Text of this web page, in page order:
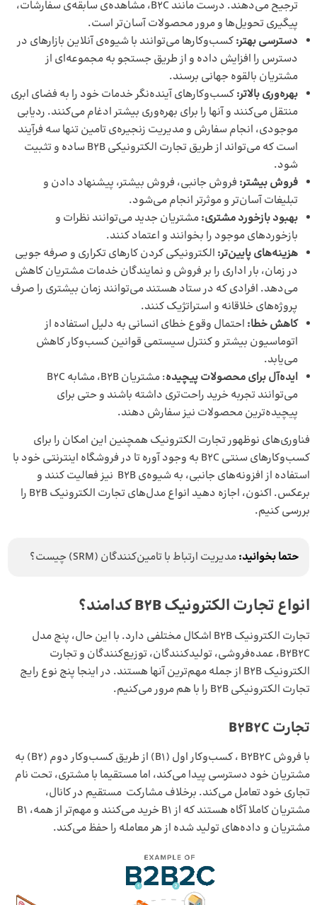
ترجیح می‌دهند. درست مانند B2C، مشاهده‌ی سابقه‌ی سفارشات،
پیگیری تحویل‌ها و مرور محصولات آسان‌تر است.
دسترسی بهتر:کسب‌و‌کارها می‌توانند با شیوه‌ی آنلاین بازارهای در
دسترس را افزایش داده و از طریق جستجو به مجموعه‌ای از
مشتریان بالقوه جهانی برسند.
بهره‌وری بالاتر:کسب‌و‌کارهای آینده‌نگر خدمات خود را به فضای ابری
منتقل می‌‌کنند و آنها را برای بهره‌وری بیشتر ادغام می‌کنند. ردیابی
موجودی، انجام سفارش و مدیریت زنجیره‌ی تامین تنها سه فرآیند
است که می‌تواند از طریق تجارت الکترونیکی B2B ساده و تثبیت
شود.
فروش بیشتر: فروش جانبی، فروش بیشتر، پیشنهاد دادن و
تبلیغات آسان‌تر و موثرتر انجام می‌شود.
بهبود بازخورد مشتری:مشتریان جدید می‌توانند نظرات و
بازخوردهای موجود را بخوانند و اعتماد کنند.
هزینه‌های پایین‌تر: الکترونیکی کردن کارهای تکراری و صرفه جویی
در زمان، بار اداری را بر فروش و نمایندگان خدمات مشتریان کاهش
می‌دهد. افرادی که در ستاد هستند می‌توانند زمان بیشتری را صرف
پروژه‌های خلاقانه و استراتژیک کنند.
کاهش خطا: احتمال وقوع خطای انسانی به دلیل استفاده از
اتوماسیون بیشتر و کنترل سیستمی قوانین کسب‌و‌کار کاهش
می‌یابد.
ایده‌آل برای محصولات پیچیده
: مشتریان B2B، مشابه B2C
می‌توانند تجربه خرید راحت‌تری داشته باشند و حتی برای
پیچیده‌ترین محصولات نیز سفارش دهند.
فناوری‌های نوظهور تجارت الکترونیک همچنین این امکان را برای
کسب‌و‌کارهای سنتی B2C به وجود آوره تا در فروشگاه اینترنتی خود با
استفاده از افزونه‌های جانبی، به شیوه‌ی B2B نیز فعالیت کنند و
برعکس. اکنون، اجازه دهید انواع مدل‌های تجارت الکترونیک B2B را
بررسی کنیم.
حتما بخوانید:مدیریت ارتباط با تامین‌کنندگان (SRM) چیست؟
انواع تجارت الکترونیک B2B کدامند؟
تجارت الکترونیک B2B اشکال مختلفی دارد. با این حال، پنج مدل
B2B2C، عمده‌فروشی، تولیدکنندگان، توزیع‌کنندگان و تجارت
الکترونیک B2B از جمله مهم‌ترین آنها هستند. در اینجا پنج نوع رایج
تجارت الکترونیکی B2B را با هم مرور می‌کنیم.
تجارت B2B2C
با فروش B2B2C ، کسب‌و‌کار اول (B1) از طریق کسب‌وکار دوم (B2) به
مشتریان خود دسترسی پیدا می‌کند، اما مستقیما با مشتری، تحت نام
تجاری خود تعامل می‌کند. برخلاف مشارکت مستقیم در کانال،
مشتریان کاملا آگاه هستند که از B1 خرید می‌کنند و مهم‌تر از همه، B1
مشتریان و داده‌های تولید شده از هر معامله را حفظ می‌کند.